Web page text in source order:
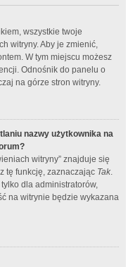
wszystkie twoje
witryny. Aby je zmienić,
W tym miejscu możesz
Odnośnik do panelu o
na górze stron witryny.
nazwy użytkownika na
witryny” znajduje się
tę funkcję, zaznaczając Tak.
dla administratorów,
na witrynie będzie wykazana